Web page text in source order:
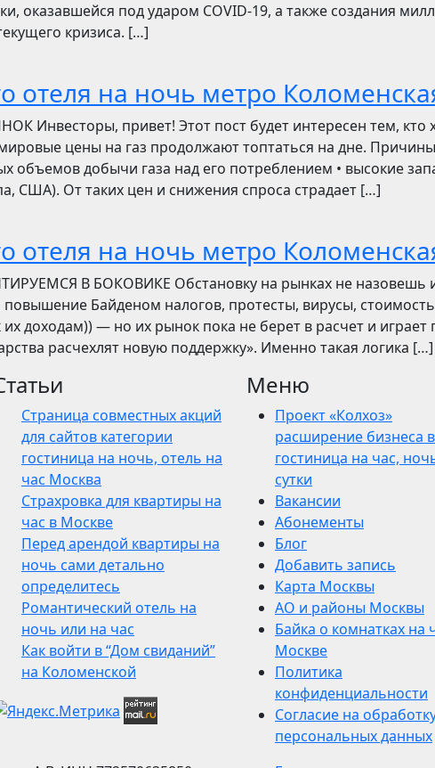
оказавшейся под ударом COVID-19, а также создания
кризиса. […]
отеля на ночь метро
привет! Этот пост будет интересен тем, кто
цены на газ продолжают топтаться на дне. Причины
объемов добычи газа над его потреблением • высокие
США). От таких цен и снижения спроса страдает […]
отеля на ночь метро
В БОКОВИКЕ Обстановку на рынках не назовешь
Байденом налогов, протесты, вирусы, стоимость
доходам)) — но их рынок пока не берет в расчет и играет
расчехлят новую поддержку». Именно такая логика […]
Страница совместных акций
для сайтов категории
гостиница на ночь, отель на
час Москва
Страхровка для квартиры на
час в Москве
Перед арендой квартиры на
ночь сами детально
определитесь
Романтический отель на
ночь или на час
Как войти в “Дом свиданий”
на Коломенской
Меню
Проект «Колхоз»
расширение бизнеса
гостиница на час,
сутки
Вакансии
Абонементы
Блог
Добавить запись
Карта Москвы
АО и районы Москвы
Байка о комнатках на
Москве
Политика
конфиденциальности
Согласие на
персональных данных